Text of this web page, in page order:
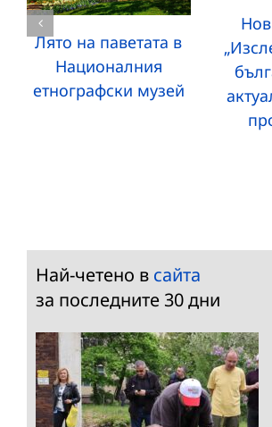
Лято на паветата в
Националния
етнографски музей
Най-четено в сайта
за последните 30 дни